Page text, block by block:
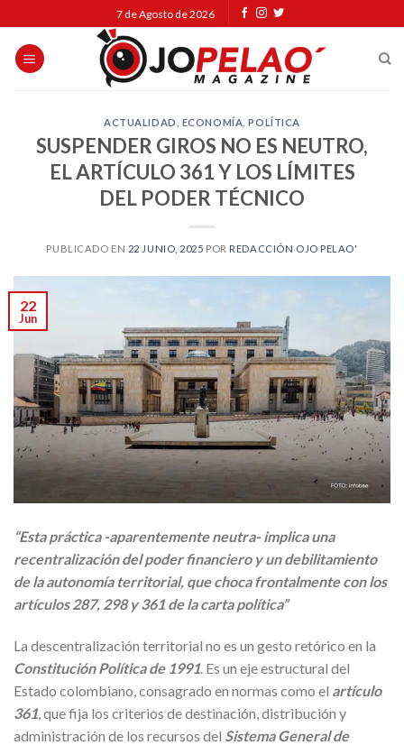
to
content
7 de Agosto de 2026
ACTUALIDAD ECONOMÍA ,POLÍTICA
SUSPENDER GIROS NO ES NEUTRO,
EL ARTÍCULO 361 Y LOS LÍMITES
DEL PODER TÉCNICO
PUBLICADO EN 22 JUNIO, 2025 POR REDACCIÓN OJO PELAO'
22
Jun
“Esta práctica -aparentemente neutra- implica una
recentralización del poder financiero y un debilitamiento
de la autonomía territorial, que choca frontalmente con los
artículos 287, 298 y 361 de la carta política”
La descentralización territorial no es un gesto retórico en la
Constitución Política de 1991 . Es un eje estructural del
Estado colombiano, consagrado en normas como el artículo
361 , que fija los criterios de destinación, distribución y
administración de los recursos del Sistema General de